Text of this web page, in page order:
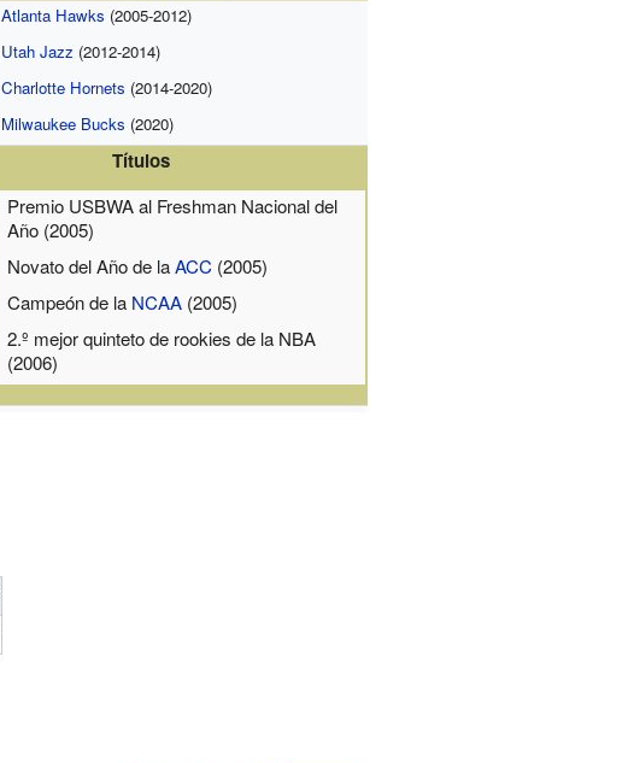
Atlanta Hawks (2005-2012)
Utah Jazz (2012-2014)
Charlotte Hornets (2014-2020)
Milwaukee Bucks (2020)
Títulos
Premio USBWA al Freshman Nacional del
Año (2005)
Novato del Año de laACC (2005)
Campeón de la NCAA (2005)
2.º mejor quinteto de rookies de la NBA
(2006)